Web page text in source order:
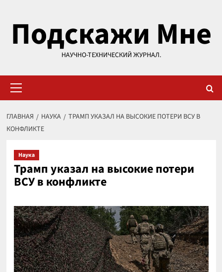
содержимому
Подскажи Мне
НАУЧНО-ТЕХНИЧЕСКИЙ ЖУРНАЛ.
меню
ГЛАВНАЯ НАУКА
ТРАМП УКАЗАЛ НА ВЫСОКИЕ ПОТЕРИ ВСУ В
КОНФЛИКТЕ
Наука
Трамп указал на высокие потери
ВСУ в конфликте